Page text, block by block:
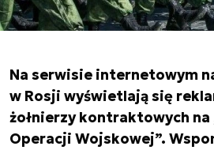
Na serwisie internetowym
w Rosji wyświetlają się
żołnierzy kontraktowych na
Operacji Wojskowej”.